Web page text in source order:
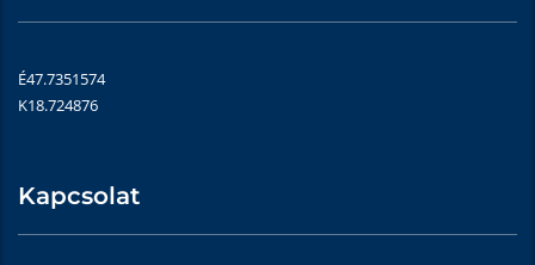
É47.7351574
K18.724876
Kapcsolat